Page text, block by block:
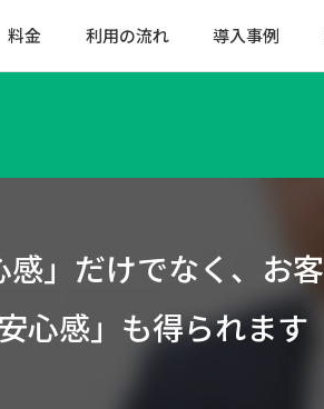
料金 利用の流れ 導入事例
」だけでなく、お客
心感」も得られます